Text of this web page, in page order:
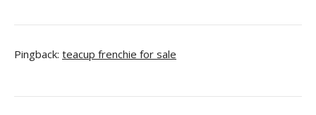
Pingback: teacup frenchie for sale